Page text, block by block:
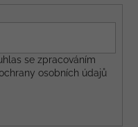
se zpracováním
osobních údajů